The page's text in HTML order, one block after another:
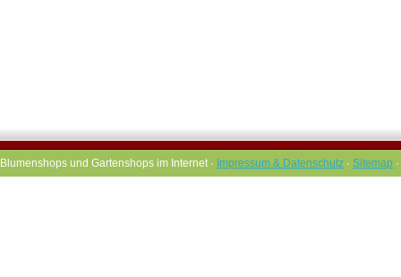
Blumenshops und Gartenshops im Internet · Impressum & Datenschutz · Sitemap